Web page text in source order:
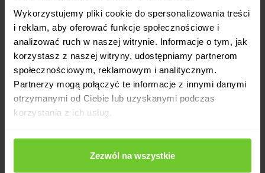
Wykorzystujemy pliki cookie do spersonalizowania treści
i reklam, aby oferować funkcje społecznościowe i
analizować ruch w naszej witrynie. Informacje o tym, jak
korzystasz z naszej witryny, udostępniamy partnerom
społecznościowym, reklamowym i analitycznym.
Partnerzy mogą połączyć te informacje z innymi danymi
otrzymanymi od Ciebie lub uzyskanymi podczas
korzystania z ich usług.
Zezwól na wszystkie
•power pump
•pilates
•flat belly
•mother and child
•body shape
• latino